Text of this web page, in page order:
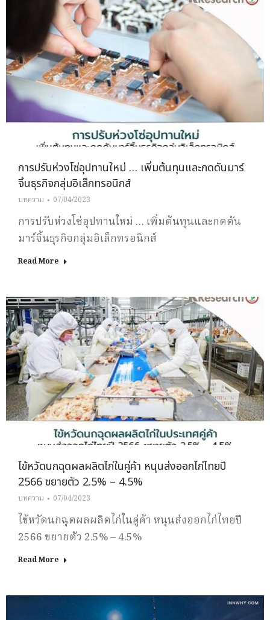
การปรับห่วงโซ่อุปทานใหม่ … เพิ่มต้นทุนและกดดันมาร์
จิ้นธุรกิจกลุ่มอิเล็กทรอนิกส์
บทความ 07/04/2023
การปรับห่วงโซ่อุปทานใหม่ … เพิ่มต้นทุนและกดดัน
มาร์จิ้นธุรกิจกลุ่มอิเล็กทรอนิกส์
Read More
ไข้หวัดนกฉุดผลผลิตไก่ในคู่ค้า หนุนส่งออกไก่ไทยปี
2566 ขยายตัว 2.5% – 4.5%
บทความ 07/04/2023
ไข้หวัดนกฉุดผลผลิตไก่ในคู่ค้า หนุนส่งออกไก่ไทยปี
2566 ขยายตัว 2.5% – 4.5%
Read More